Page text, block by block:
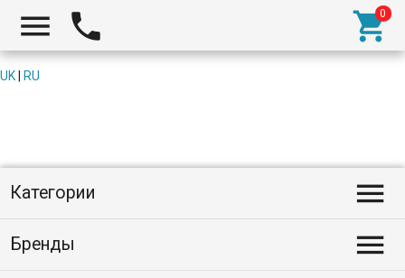
  
UK RU
Категории 
Бренды 